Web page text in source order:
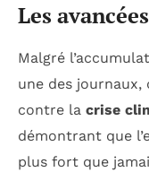
Les
Malgré
une des
contre la crise
démontrant que
plus fort que